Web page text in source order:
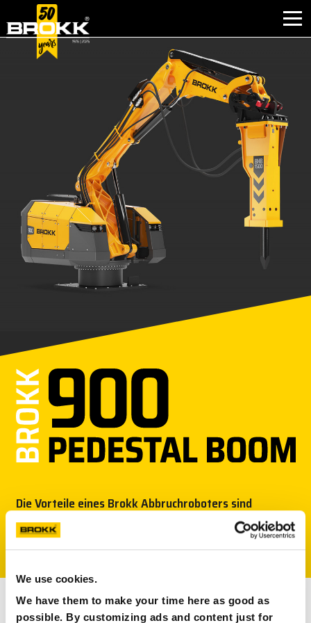
We use cookies.
We have them to make your time here as good as
possible. By customizing ads and content just for
window.dataLayer = window.dataLayer || []; function gtag(){dataLayer.push(arguments);} gtag('js', new
Date()); gtag('config', 'G-BN96FSBTLQ');
PARTNERPRODUKTE
AFTER SALES
KONTAKT
WARUM BROKK
PRESSE
KARRIERE
MY BROKK
Die Vorteile eines Brokk Abbruchroboters sind
vielfältig und in dieser Sonderlösung werden die
Vorteile noch deutlicher
PRODUKTE-ÜBERSICHT